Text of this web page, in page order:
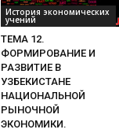
История экономических
учений
ТЕМА 12.
ФОРМИРОВАНИЕ И
РАЗВИТИЕ В
УЗБЕКИСТАНЕ
НАЦИОНАЛЬНОЙ
РЫНОЧНОЙ
ЭКОНОМИКИ.